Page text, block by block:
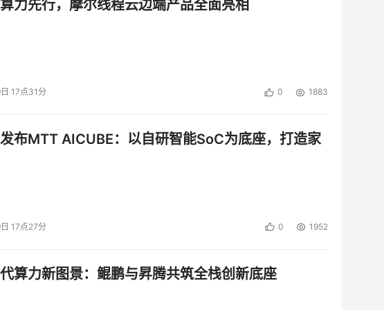
力先行，摩尔线程云边端产品全面亮相
17点31分 0 1883
布MTT AICUBE：以自研智能SoC为底座，打造家
17点27分 0 1952
算力新图景：鲲鹏与昇腾共筑全栈创新底座